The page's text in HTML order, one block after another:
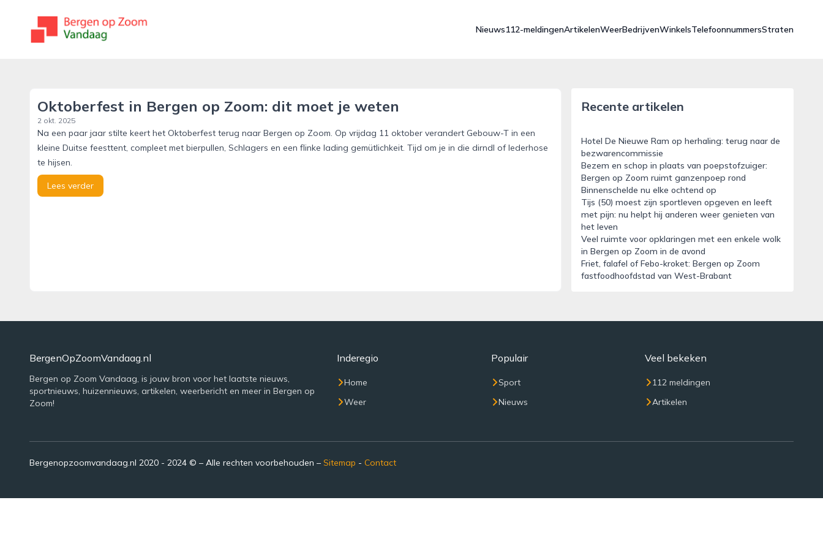
bergenopzoomvandaag.nl
Nieuws112-meldingenArtikelenWeerBedrijvenWinkelsTelefoonnummersStraten
Oktoberfest in Bergen op Zoom: dit moet je weten
2 okt. 2025
Na een paar jaar stilte keert het Oktoberfest terug naar Bergen op Zoom. Op vrijdag 11 oktober verandert Gebouw-T in een
kleine Duitse feesttent, compleet met bierpullen, Schlagers en een flinke lading gemütlichkeit. Tijd om je in die dirndl of lederhose
te hijsen.
Lees verder
Recente artikelen
Hotel De Nieuwe Ram op herhaling: terug naar de
bezwarencommissie
Bezem en schop in plaats van poepstofzuiger:
Bergen op Zoom ruimt ganzenpoep rond
Binnenschelde nu elke ochtend op
Tijs (50) moest zijn sportleven opgeven en leeft
met pijn: nu helpt hij anderen weer genieten van
het leven
Veel ruimte voor opklaringen met een enkele wolk
in Bergen op Zoom in de avond
Friet, falafel of Febo-kroket: Bergen op Zoom
fastfoodhoofdstad van West-Brabant
BergenOpZoomVandaag.nl
Bergen op Zoom Vandaag, is jouw bron voor het laatste nieuws,
sportnieuws, huizennieuws, artikelen, weerbericht en meer in Bergen op
Zoom!
Inderegio
Home
Weer
Populair
Sport
Nieuws
Veel bekeken
112 meldingen
Artikelen
Bergenopzoomvandaag.nl 2020 - 2024 © – Alle rechten voorbehouden – Sitemap - Contact